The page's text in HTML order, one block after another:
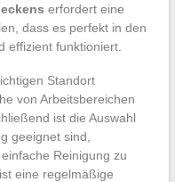
erfordert eine
dass es perfekt in den
effizient funktioniert.
Standort
von Arbeitsbereichen
ist die Auswahl
geeignet sind,
Reinigung zu
eine regelmäßige